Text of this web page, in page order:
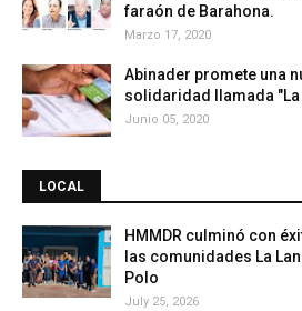
faraón de Barahona.
Marzo 17, 2020
Abinader promete una
solidaridad llamada "La
Junio 05, 2020
LOCAL
HMMDR culminó con
las comunidades La
Polo
July 25, 2026